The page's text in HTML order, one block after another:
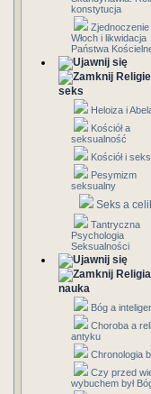
konstytucja
Zjednoczenie
Włoch i likwidacja
Państwa
seks
Heloiza i
Kościół a
seksualność
Kościół i seks
Pesymizm
seksualny
Seks a
Tantryczna
Psychologia
Seksualności
nauka
Bóg a
Choroba a
antyku
Chronologia
Czy przed
wybuchem był